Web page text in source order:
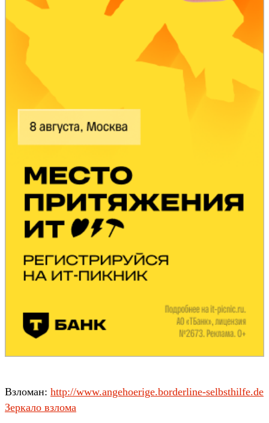
Взломан: http://www.angehoerige.borderline-selbsthilfe.de
Зеркало взлома